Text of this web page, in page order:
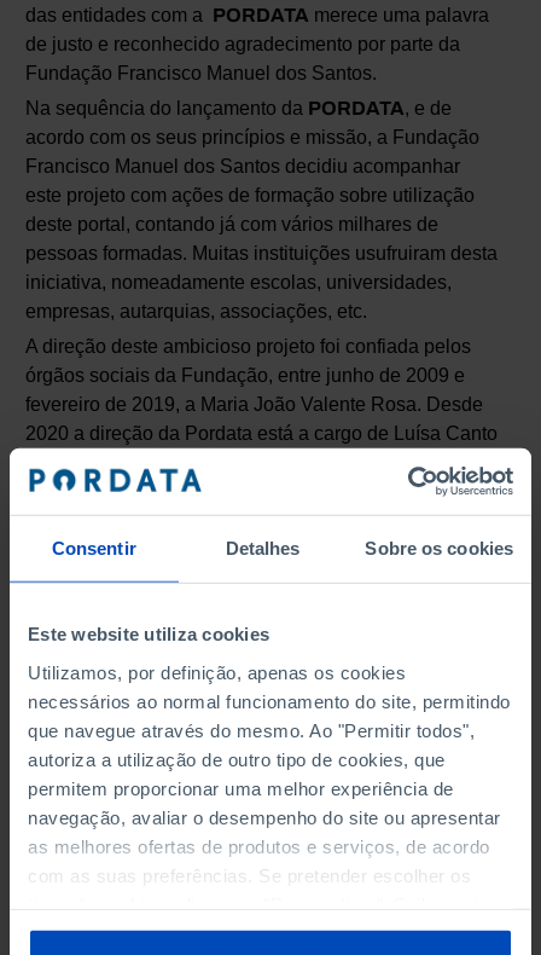
Consentir Detalhes Sobre os cookies
Este website utiliza cookies
Utilizamos, por definição, apenas os cookies
necessários ao normal funcionamento do site, permitindo
que navegue através do mesmo. Ao "Permitir todos",
autoriza a utilização de outro tipo de cookies, que
permitem proporcionar uma melhor experiência de
navegação, avaliar o desempenho do site ou apresentar
as melhores ofertas de produtos e serviços, de acordo
com as suas preferências. Se pretender escolher os
sobre cookies através da gestão de preferências ou da
das entidades com a PORDATA merece uma palavra
de justo e reconhecido agradecimento por parte da
Fundação Francisco Manuel dos Santos.
Na sequência do lançamento da PORDATA, e de
acordo com os seus princípios e missão, a Fundação
Francisco Manuel dos Santos decidiu acompanhar
este projeto com ações de formação sobre utilização
deste portal, contando já com vários milhares de
pessoas formadas. Muitas instituições usufruiram desta
iniciativa, nomeadamente escolas, universidades,
empresas, autarquias, associações, etc.
A direção deste ambicioso projeto foi confiada pelos
órgãos sociais da Fundação, entre junho de 2009 e
fevereiro de 2019, a Maria João Valente Rosa. Desde
2020 a direção da Pordata está a cargo de Luísa Canto
e Castro Loura, com uma equipa de colaboradores
diretos: Filipa Coelho, Ana Luísa Barbosa, Kátia
Ribeiro Duarte, Rita Rosado, Ana Teodósio, Catarina
Ruivo,Joana Zózimo, Mónica Santos
, Pedro Paredes
e Sofia Barão.
Ficha Técnica
Realização: Fundação Francisco Manuel dos Santos
Diretora do Projeto: Luísa Canto e Castro Loura
Filipa Coelho
Líderes de Conteúdos:Ana Luísa Barbosa e Rita
Rosado
Líder de Infraestruturas e BI:Kátia Ribeiro Duarte